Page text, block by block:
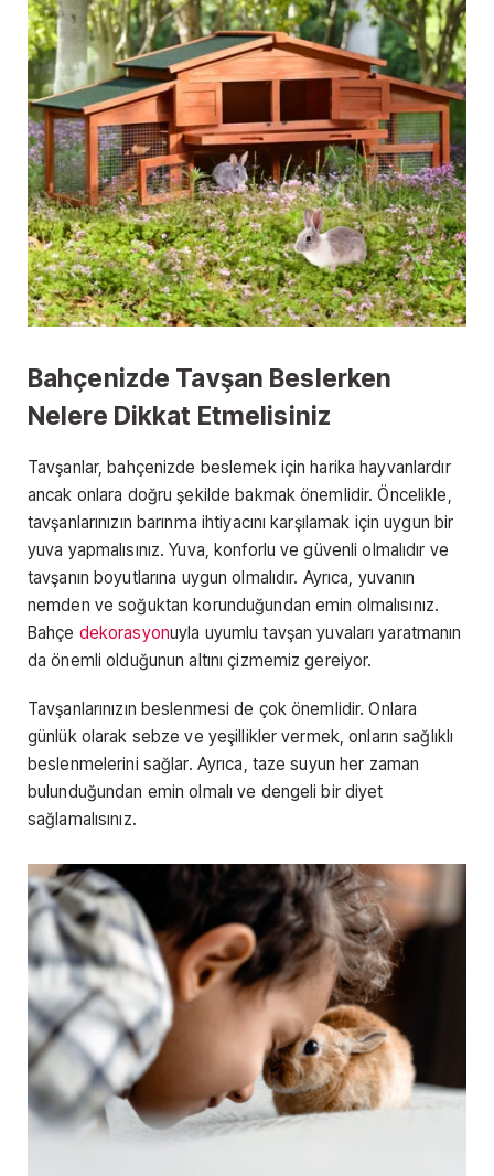
Bahçenizde Tavşan Beslerken
Nelere Dikkat Etmelisiniz
Tavşanlar, bahçenizde beslemek için harika hayvanlardır
ancak onlara doğru şekilde bakmak önemlidir. Öncelikle,
tavşanlarınızın barınma ihtiyacını karşılamak için uygun bir
yuva yapmalısınız. Yuva, konforlu ve güvenli olmalıdır ve
tavşanın boyutlarına uygun olmalıdır. Ayrıca, yuvanın
nemden ve soğuktan korunduğundan emin olmalısınız.
Bahçe dekorasyonuyla uyumlu tavşan yuvaları yaratmanın
da önemli olduğunun altını çizmemiz gereiyor.
Tavşanlarınızın beslenmesi de çok önemlidir. Onlara
günlük olarak sebze ve yeşillikler vermek, onların sağlıklı
beslenmelerini sağlar. Ayrıca, taze suyun her zaman
bulunduğundan emin olmalı ve dengeli bir diyet
sağlamalısınız.